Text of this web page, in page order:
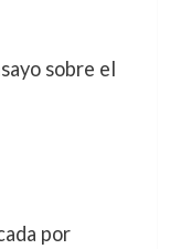
sobre el
por